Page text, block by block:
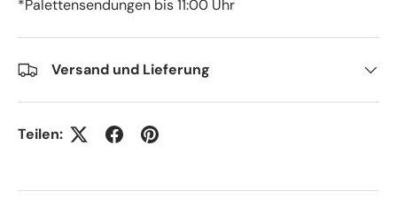
*Palettensendungen bis 11:00 Uhr
Versand und Lieferung
Teilen: